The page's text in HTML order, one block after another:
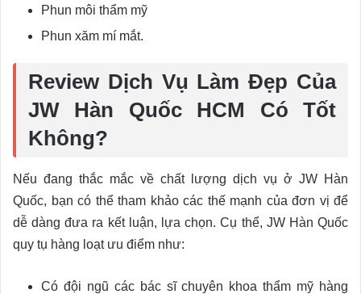
Phun môi thẩm mỹ
Phun xăm mí mắt.
Review Dịch Vụ Làm Đẹp Của
JW Hàn Quốc HCM Có Tốt
Không?
Nếu đang thắc mắc về chất lượng dịch vụ ở JW Hàn
Quốc, bạn có thể tham khảo các thế mạnh của đơn vị để
dễ dàng đưa ra kết luận, lựa chọn. Cụ thể, JW Hàn Quốc
quy tụ hàng loạt ưu điểm như:
Có đội ngũ các bác sĩ chuyên khoa thẩm mỹ hàng